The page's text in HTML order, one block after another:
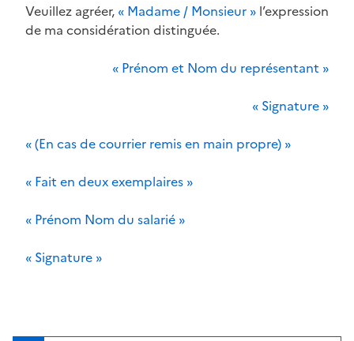
Veuillez agréer, « Madame / Monsieur » l’expression
de ma considération distinguée.
« Prénom et Nom du représentant »
« Signature »
« (En cas de courrier remis en main propre) »
« Fait en deux exemplaires »
« Prénom Nom du salarié »
« Signature »